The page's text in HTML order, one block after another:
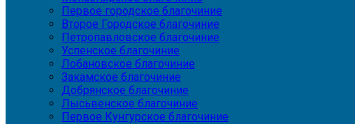
Первое городское благочиние
Второе Городское благочиние
Петропавловское благочиние
Успенское благочиние
Лобановское благочиние
Закамское благочиние
Добрянское благочиние
Лысьвенское благочиние
Первое Кунгурское благочиние